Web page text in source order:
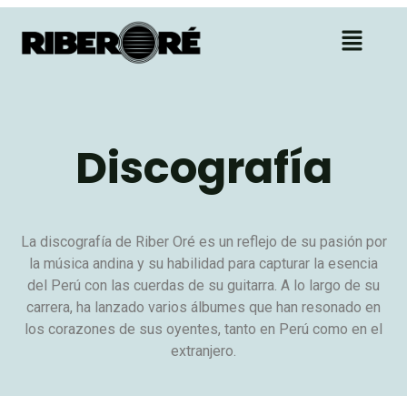
Discografía
La discografía de Riber Oré es un reflejo de su pasión por
la música andina y su habilidad para capturar la esencia
del Perú con las cuerdas de su guitarra. A lo largo de su
carrera, ha lanzado varios álbumes que han resonado en
los corazones de sus oyentes, tanto en Perú como en el
extranjero.